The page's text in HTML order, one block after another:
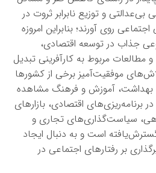
بی‌عدالتی و توزیع نابرابر ثروت در
روی آورند؛ بنابراین امروزه
جذاب در توسعه اقتصادی،
مربوط به کارآفرینی تبدیل
موفقیت‌آمیز برخی از کشورها
بهداشت، آموزش و فرهنگ مشاهده
برنامه‌ریزی‌های اقتصادی، بازارهای
سیاست‌گذاری‌های تجاری و
است و به دنبال ایجاد
بر رفتارهای اجتماعی در